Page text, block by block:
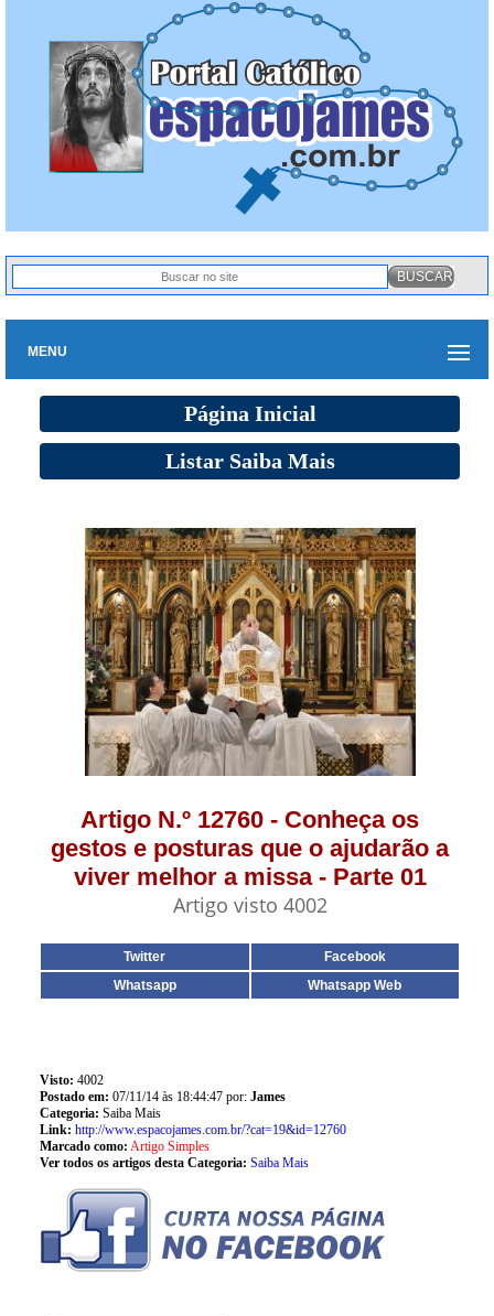
MENU
Página Inicial
Listar Saiba Mais
Artigo N.º 12760 - Conheça os
gestos e posturas que o ajudarão a
viver melhor a missa - Parte 01
Artigo visto 4002
Twitter
Facebook
Whatsapp
Whatsapp Web
Visto: 4002
Postado em: 07/11/14 às 18:44:47 por: James
Categoria: Saiba Mais
Link: http://www.espacojames.com.br/?cat=19&id=12760
Marcado como: Artigo Simples
Ver todos os artigos desta Categoria: Saiba Mais